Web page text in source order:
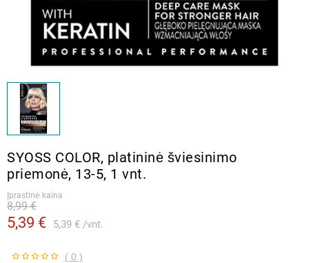
SYOSS COLOR, platininė šviesinimo
priemonė, 13-5, 1 vnt.
Įprastinė kaina
5,39 € 5,39 € vnt.
8,99 €
( 0 )